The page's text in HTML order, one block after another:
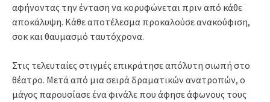
αφήνοντας την ένταση να κορυφώνεται πριν από κάθε
αποκάλυψη. Κάθε αποτέλεσμα προκαλούσε ανακούφιση,
σοκ και θαυμασμό ταυτόχρονα.
Στις τελευταίες στιγμές επικράτησε απόλυτη σιωπή στο
θέατρο. Μετά από μια σειρά δραματικών ανατροπών, ο
μάγος παρουσίασε ένα φινάλε που άφησε άφωνους τους